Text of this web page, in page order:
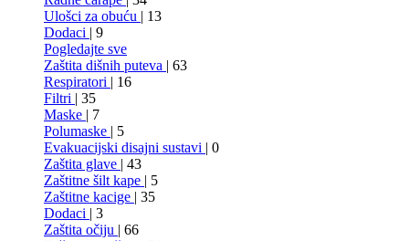
Ulošci za obuću | 13
Dodaci | 9
Pogledajte sve
Zaštita dišnih puteva | 63
Respiratori | 16
Filtri | 35
Maske | 7
Polumaske | 5
Evakuacijski disajni sustavi | 0
Zaštita glave | 43
Zaštitne šilt kape | 5
Zaštitne kacige | 35
Dodaci | 3
Zaštita očiju | 66